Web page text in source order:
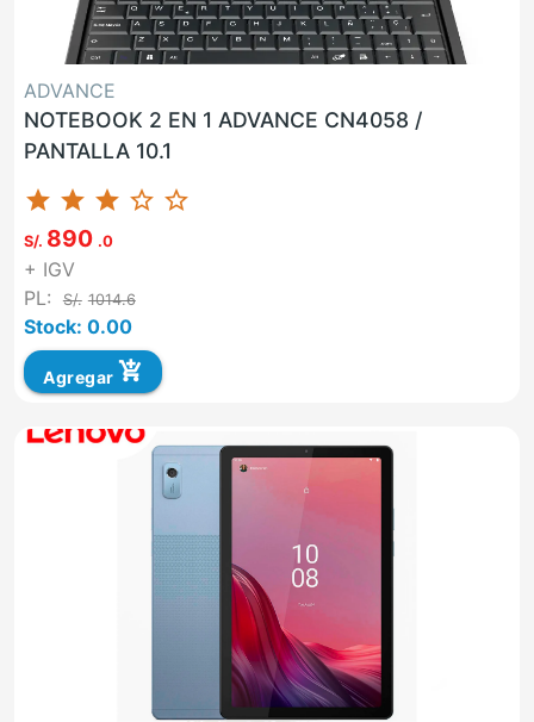
ADVANCE
NOTEBOOK 2 EN 1 ADVANCE CN4058 /
PANTALLA 10.1
star star star star_border star_border
S/. 890 .0
+ IGV
PL:
S/. 1014.6
Stock: 0.00
Agregar add_shopping_cart